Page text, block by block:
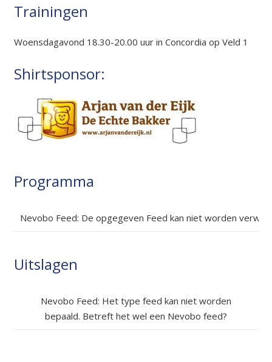
Trainingen
Woensdagavond 18.30-20.00 uur in Concordia op Veld 1
Shirtsponsor:
Programma
Nevobo Feed: De opgegeven Feed kan niet worden
Uitslagen
Nevobo Feed: Het type feed kan niet worden
bepaald. Betreft het wel een Nevobo feed?